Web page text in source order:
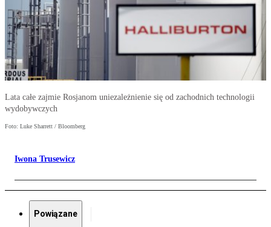
Lata całe zajmie Rosjanom uniezależnienie się od zachodnich technologii
wydobywczych
Foto: Luke Sharrett / Bloomberg
Iwona Trusewicz
Powiązane